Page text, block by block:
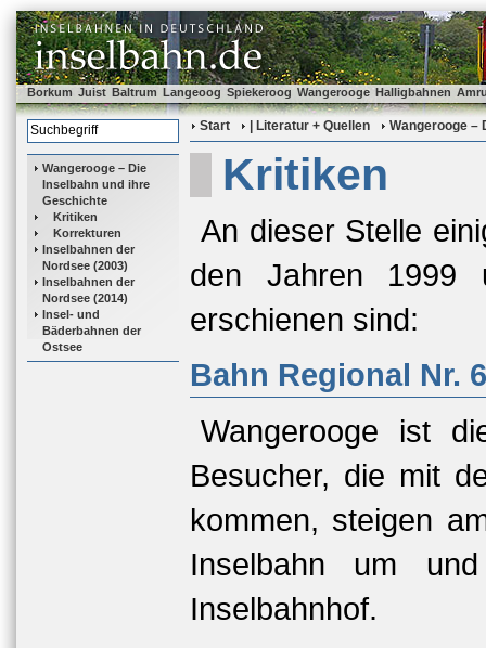
Borkum Juist Baltrum Langeoog Spiekeroog Wangerooge Halligbahnen
Wangerooge – Die
Inselbahn und ihre
Geschichte
Kritiken
Korrekturen
Inselbahnen der
Nordsee (2003)
Inselbahnen der
Nordsee (2014)
Insel- und
Bäderbahnen der
Ostsee
Start | Literatur + Quellen Wangerooge –
Kritiken
An dieser Stelle
den Jahren 1999
erschienen sind:
Bahn Regional Nr.
Wangerooge ist
Besucher, die mit
kommen, steigen
Inselbahn um
Inselbahnhof.